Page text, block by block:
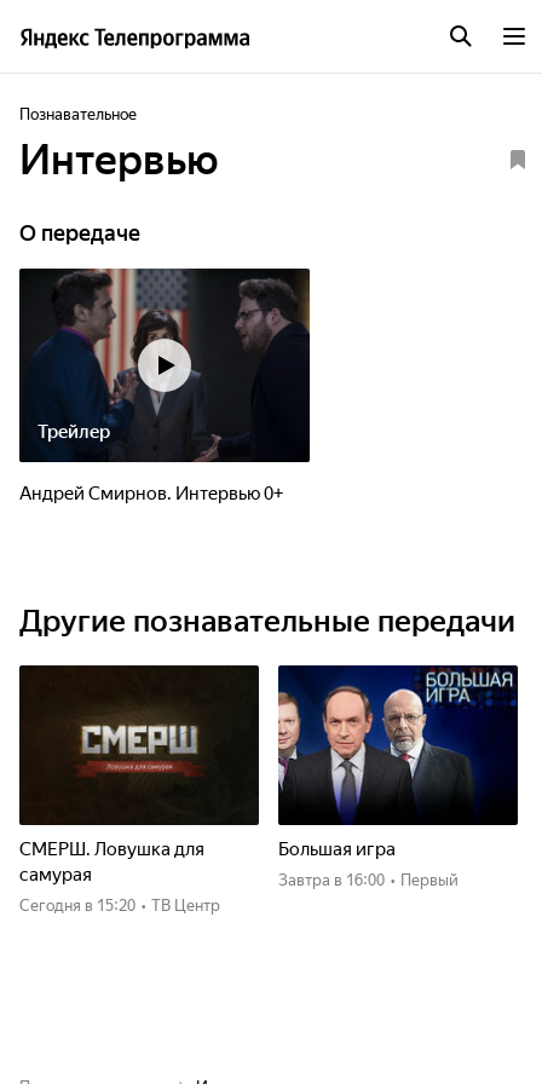
Познавательное
Интервью
О передаче
Трейлер
Андрей Смирнов. Интервью 0+
Другие познавательные передачи
СМЕРШ. Ловушка для
самурая
Сегодня в 15:20 • ТВ Центр
Большая игра
Завтра в 16:00 • Первый